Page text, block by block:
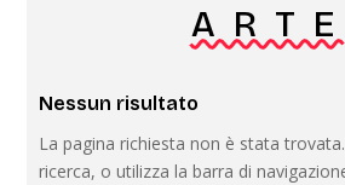
ARTE
Nessun risultato
La pagina richiesta non è stata
ricerca, o utilizza la barra di